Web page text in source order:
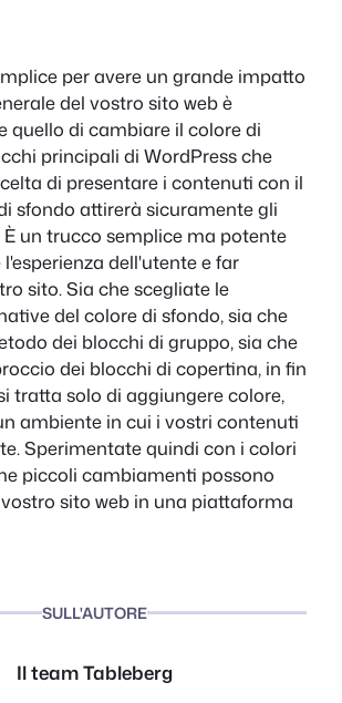
per avere un grande impatto
del vostro sito web è
quello di cambiare il colore di
principali di WordPress che
di presentare i contenuti con il
sfondo attirerà sicuramente gli
un trucco semplice ma potente
dell'utente e far
sito. Sia che scegliate le
del colore di sfondo, sia che
dei blocchi di gruppo, sia che
dei blocchi di copertina, in fin
tratta solo di aggiungere colore,
ambiente in cui i vostri contenuti
Sperimentate quindi con i colori
piccoli cambiamenti possono
sito web in una piattaforma
SULL'AUTORE
Il team Tableberg